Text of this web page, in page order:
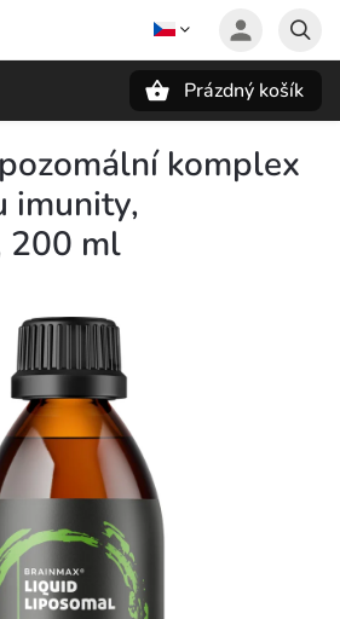
Prázdný košík
komplex
imunity,
200 ml